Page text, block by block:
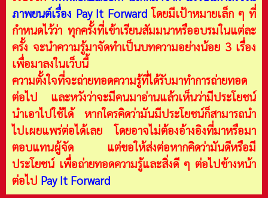
ภาพยนต์เรื่อง Pay It Forward โดยมีเป้าหมายเล็ก ๆ ที่
กำหนดไว้ว่า ทุกครั้งที่เข้าเรียนสัมมนาหรืออบรมในแต่ละ
ครั้ง จะนำความรู้มาจัดทำเป็นบทความอย่างน้อย 3 เรื่อง
เพื่อมาลงในเว็บนี้
ความตั้งใจที่จะถ่ายทอดความรู้ที่ได้รับมาทำการถ่ายทอด
ต่อไป และหวังว่าจะมีคนมาอ่านแล้วเห็นว่ามีประโยชน์
นำเอาไปใช้ได้ หากใครคิดว่ามันมีประโยชน์ก็สามารถนำ
ไปเผยแพร่ต่อได้เลย โดยอาจไม่ต้องอ้างอิงที่มาหรือมา
ตอบแทนผู้จัด แต่ขอให้ส่งต่อหากคิดว่ามันดีหรือมี
ประโยชน์ เพื่อถ่ายทอดความรู้และสิ่งดี ๆ ต่อไปข้างหน้า
ต่อไป Pay It Forward